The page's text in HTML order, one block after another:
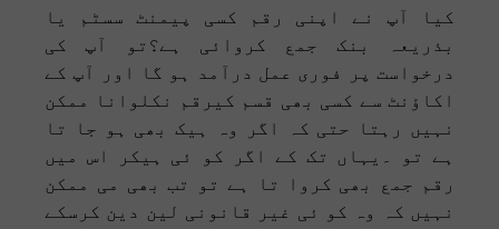
کیا آپ نے اپنی رقم کسی پیمنٹ سسٹم یا
بذریعہ بنک جمع کروائی ہے؟تو آپ کی
درخواست پر فوری عمل درآمد ہو گا اور آپ کے
اکاؤنٹ سے کسی بھی قسم کیرقم نکلوانا ممکن
نہیں رہتا حتی کہ اگر وہ ہیک بھی ہو جا تا
ہے تو ۔یہاں تک کے اگر کو ئی ہیکر اس میں
رقم جمع بھی کروا تا ہے تو تب بھی می ممکن
نہیں کہ وہ کو ئی غیر قانونی لین دین کرسکے